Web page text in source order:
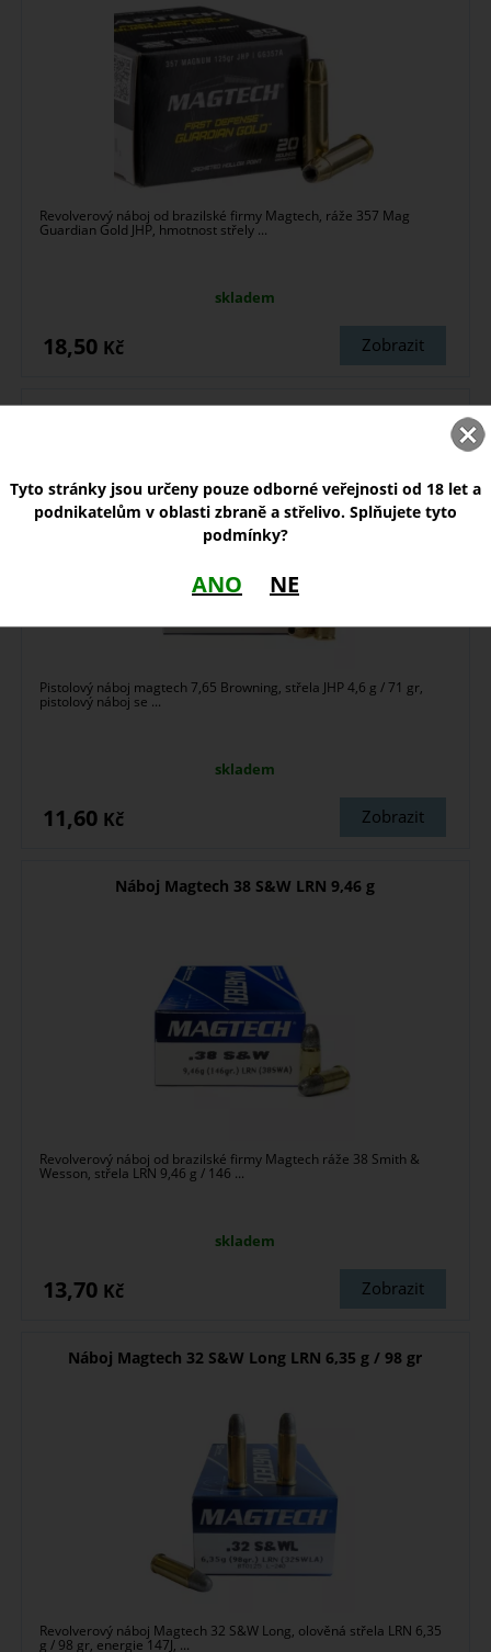
Revolverový náboj od brazilské firmy Magtech, ráže 357 Mag
Guardian Gold JHP, hmotnost střely ...
skladem
Zobrazit
18,50 Kč
Pistolový náboj magtech 7,65 Browning, střela JHP 4,6 g / 71 gr,
pistolový náboj se ...
skladem
Zobrazit
11,60 Kč
Náboj Magtech 38 S&W LRN 9,46 g
Revolverový náboj od brazilské firmy Magtech ráže 38 Smith &
Wesson, střela LRN 9,46 g / 146 ...
skladem
Zobrazit
13,70 Kč
Náboj Magtech 32 S&W Long LRN 6,35 g / 98 gr
Revolverový náboj Magtech 32 S&W Long, olověná střela LRN 6,35
g / 98 gr, energie 147J, ...
Tyto stránky jsou určeny pouze odborné veřejnosti od 18 let a
podnikatelům v oblasti zbraně a střelivo. Splňujete tyto
podmínky?
ANO NE